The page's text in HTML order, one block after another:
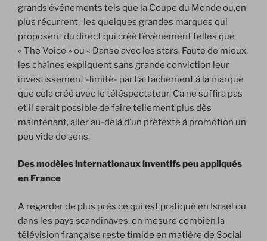
grands événements tels que la Coupe du Monde ou,en
plus récurrent, les quelques grandes marques qui
proposent du direct qui créé l’événement telles que
« The Voice » ou « Danse avec les stars. Faute de mieux,
les chaînes expliquent sans grande conviction leur
investissement -limité- par l’attachement à la marque
que cela créé avec le téléspectateur. Ca ne suffira pas
et il serait possible de faire tellement plus dès
maintenant, aller au-delà d’un prétexte à promotion un
peu vide de sens.
Des modèles internationaux inventifs peu appliqués
en France
A regarder de plus près ce qui est pratiqué en Israël ou
dans les pays scandinaves, on mesure combien la
télévision française reste timide en matière de Social